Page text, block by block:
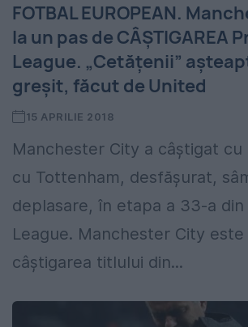
FOTBAL EUROPEAN.
la un pas de CÂȘTIGAREA
League. „Cetățenii”
greșit, făcut de United
15 APRILIE 2018
Manchester City a câștigat
cu Tottenham, desfășurat,
deplasare, în etapa a 33-a
League. Manchester City
câștigarea titlului din...